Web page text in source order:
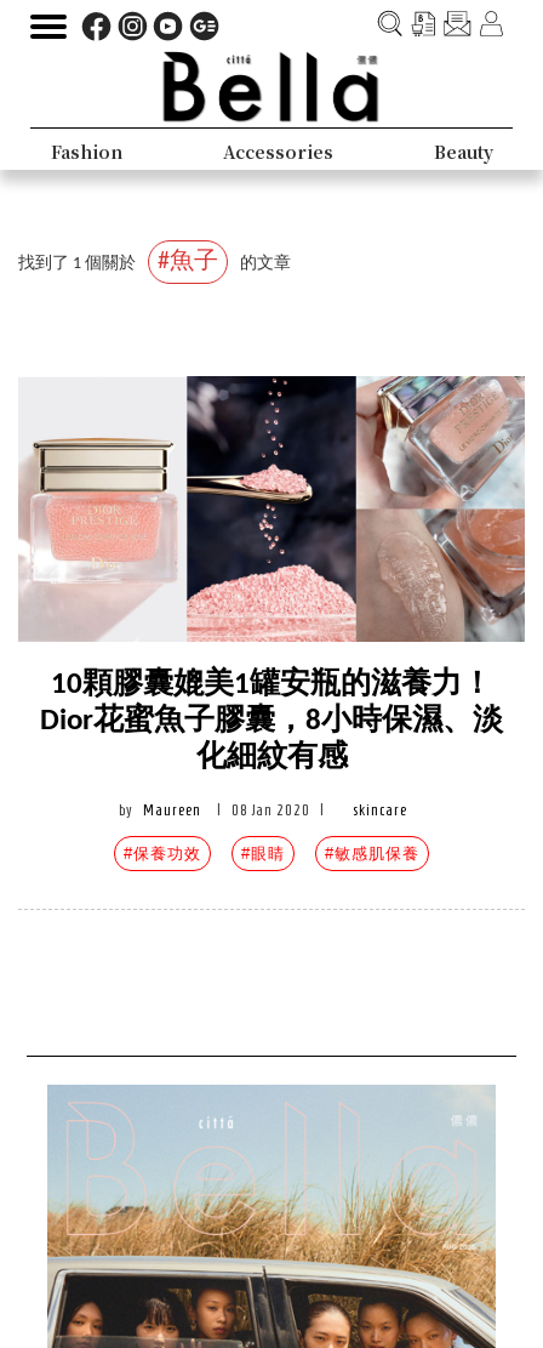
Fashion Accessories Beauty
找到了 1 個關於 #魚子 的文章
10顆膠囊媲美1罐安瓶的滋養力！
Dior花蜜魚子膠囊，8小時保濕、淡
化細紋有感
by Maureen 08 Jan 2020 skincare
#保養功效 #眼睛 #敏感肌保養